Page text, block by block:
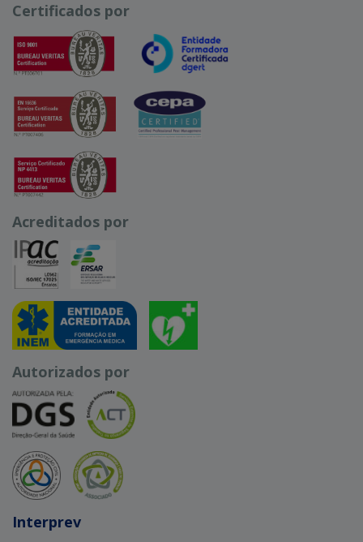
Certificados por
Acreditados por
Autorizados por
Interprev